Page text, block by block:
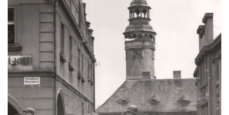
ODKAZY
O NÁS
DŮL NA SLÍDU (NA KOLE)